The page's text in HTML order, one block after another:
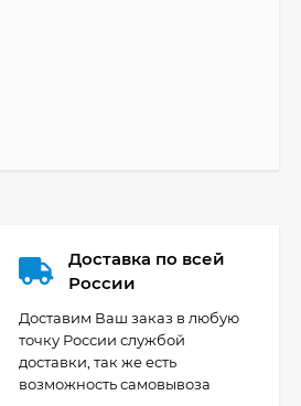
Доставка по всей
России
Доставим Ваш заказ в любую
точку России службой
доставки, так же есть
возможность самовывоза